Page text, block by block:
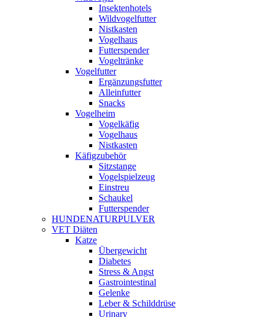
Insektenhotels
Wildvogelfutter
Nistkasten
Vogelhaus
Futterspender
Vogeltränke
Vogelfutter
Ergänzungsfutter
Alleinfutter
Snacks
Vogelheim
Vogelkäfig
Vogelhaus
Nistkasten
Käfigzubehör
Sitzstange
Vogelspielzeug
Einstreu
Schaukel
Futterspender
HUNDENATURPULVER
VET Diäten
Katze
Übergewicht
Diabetes
Stress & Angst
Gastrointestinal
Gelenke
Leber & Schilddrüse
Urinary